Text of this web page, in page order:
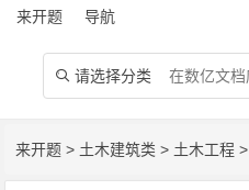
来开题 导航
 请选择分类
来开题 > 土木建筑类 > 土木工程